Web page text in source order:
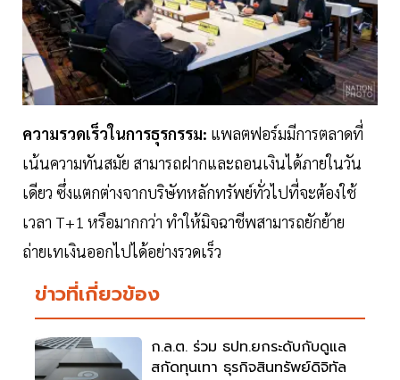
ความรวดเร็วในการธุรกรรม: แพลตฟอร์มมีการตลาดที่
เน้นความทันสมัย สามารถฝากและถอนเงินได้ภายในวัน
เดียว ซึ่งแตกต่างจากบริษัทหลักทรัพย์ทั่วไปที่จะต้องใช้
เวลา T+1 หรือมากกว่า ทำให้มิจฉาชีพสามารถยักย้าย
ถ่ายเทเงินออกไปได้อย่างรวดเร็ว
ข่าวที่เกี่ยวข้อง
ก.ล.ต. ร่วม ธปท.ยกระดับกับดูแล
สกัดทุนเทา ธุรกิจสินทรัพย์ดิจิทัล